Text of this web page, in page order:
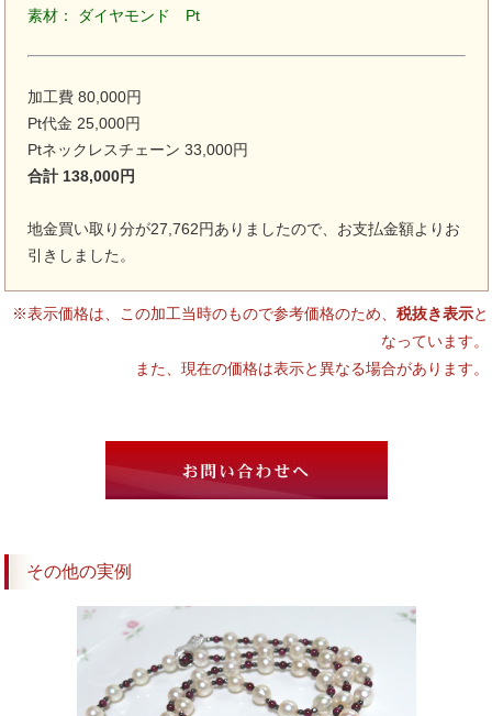
素材： ダイヤモンド Pt
加工費 80,000円
Pt代金 25,000円
Ptネックレスチェーン 33,000円
合計 138,000円
地金買い取り分が27,762円ありましたので、お支払金額よりお
引きしました。
※表示価格は、この加工当時のもので参考価格のため、 税抜き表示と
なっています。
また、現在の価格は表示と異なる場合があります。
その他の実例